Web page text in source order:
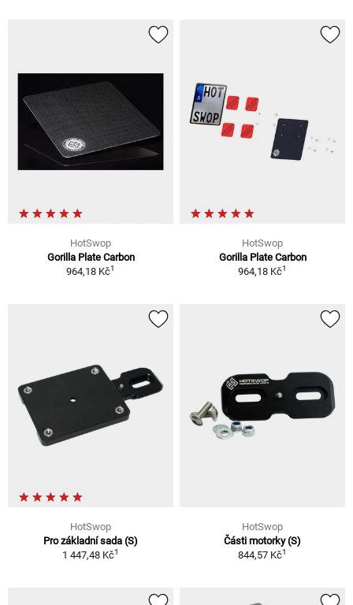
HotSwop
Gorilla Plate Carbon
964,18 Kč1
HotSwop
Gorilla Plate Carbon
964,18 Kč1
HotSwop
Pro základní sada (S)
1 447,48 Kč1
HotSwop
Části motorky (S)
844,57 Kč1